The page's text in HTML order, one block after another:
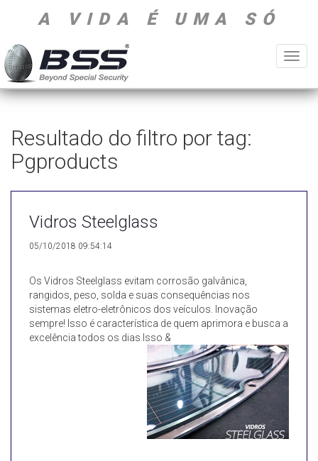
A VIDA É UMA SÓ
Resultado do filtro por tag:
Pgproducts
Vidros Steelglass
05/10/2018 09:54:14
Os Vidros Steelglass evitam corrosão galvânica,
rangidos, peso, solda e suas consequências nos
sistemas eletro-eletrônicos dos veículos. Inovação
sempre! Isso é característica de quem aprimora e busca a
excelência todos os dias.Isso &